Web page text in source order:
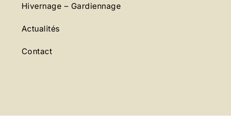
Hivernage – Gardiennage
Actualités
Contact